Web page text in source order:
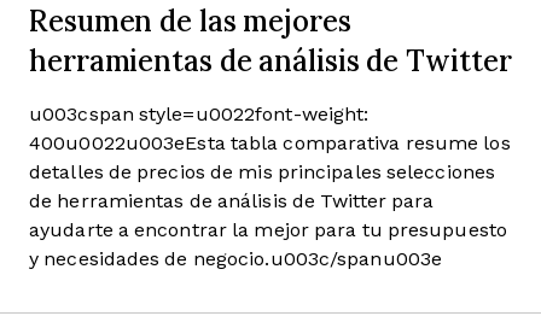
Resumen de las mejores
herramientas de análisis de Twitter
u003cspan style=u0022font-weight:
400u0022u003eEsta tabla comparativa resume los
detalles de precios de mis principales selecciones
de herramientas de análisis de Twitter para
ayudarte a encontrar la mejor para tu presupuesto
y necesidades de negocio.u003c/spanu003e